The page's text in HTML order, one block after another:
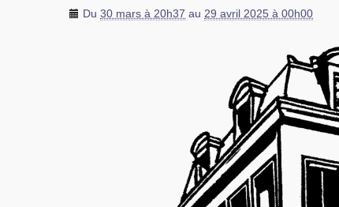
Du 30 mars à 20h37 au 29 avril 2025 à 00h00